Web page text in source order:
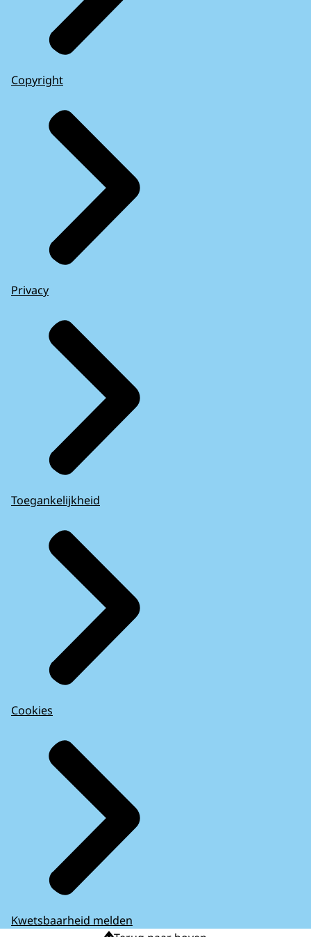
Copyright
Privacy
Toegankelijkheid
Cookies
Kwetsbaarheid melden